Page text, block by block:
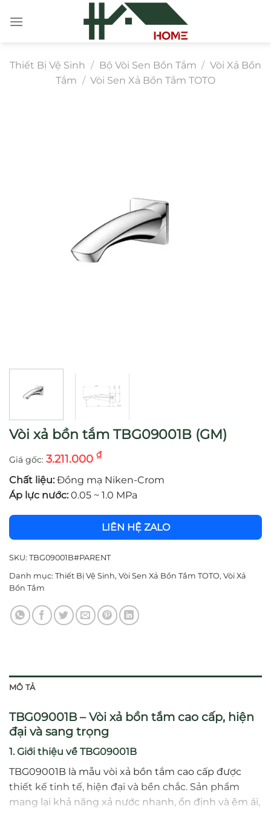
đến
Thiết Bị Vệ Sinh / Bộ Vòi Sen Bồn Tắm / Vòi Xả Bồn
Tắm / Vòi Sen Xả Bồn Tắm TOTO
Vòi xả bồn tắm TBG09001B (GM)
3.211.000 ₫
Chất liệu: Đồng mạ Niken-Crom
Áp lực nước: 0.05 ~ 1.0 MPa
LIÊN HỆ ZALO
SKU: TBG09001B#PARENT
Danh mục: Thiết Bị Vệ Sinh, Vòi Sen Xả Bồn Tắm TOTO, Vòi Xả
Bồn Tắm
MÔ TẢ
TBG09001B – Vòi xả bồn tắm cao cấp, hiện
đại và sang trọng
1. Giới thiệu về TBG09001B
TBG09001B là mẫu vòi xả bồn tắm cao cấp được
thiết kế tinh tế, hiện đại và bền chắc. Sản phẩm
mang lại khả năng xả nước nhanh, ổn định và êm ái,